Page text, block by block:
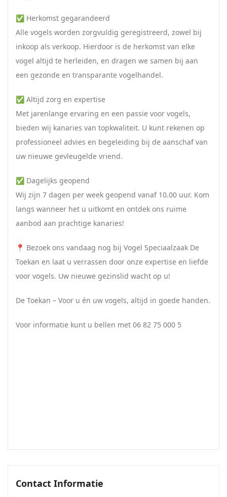
✅ Herkomst gegarandeerd
Alle vogels worden zorgvuldig geregistreerd, zowel bij
inkoop als verkoop. Hierdoor is de herkomst van elke
vogel altijd te herleiden, en dragen we samen bij aan
een gezonde en transparante vogelhandel.
✅ Altijd zorg en expertise
Met jarenlange ervaring en een passie voor vogels,
bieden wij kanaries van topkwaliteit. U kunt rekenen op
professioneel advies en begeleiding bij de aanschaf van
uw nieuwe gevleugelde vriend.
✅ Dagelijks geopend
Wij zijn 7 dagen per week geopend vanaf 10.00 uur. Kom
langs wanneer het u uitkomt en ontdek ons ruime
aanbod aan prachtige kanaries!
📍 Bezoek ons vandaag nog bij Vogel Speciaalzaak De
Toekan en laat u verrassen door onze expertise en liefde
voor vogels. Uw nieuwe gezinslid wacht op u!
De Toekan – Voor u én uw vogels, altijd in goede handen.
Voor informatie kunt u bellen met 06 82 75 000 5
Contact Informatie